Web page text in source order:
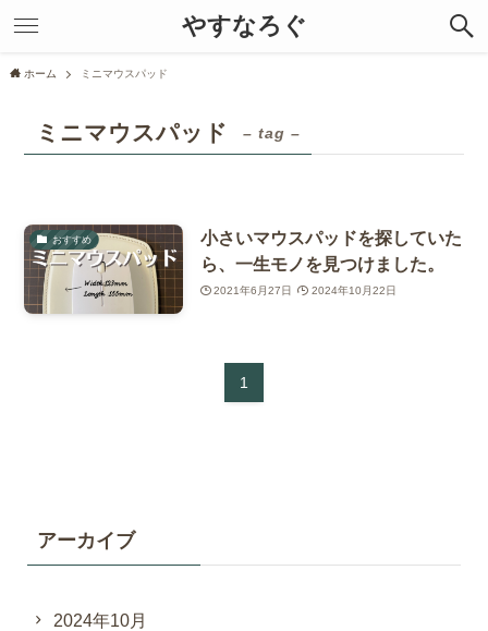
やすなろぐ
ホーム ミニマウスパッド
ミニマウスパッド – tag –
おすすめ
小さいマウスパッドを探していた
ら、一生モノを見つけました。
2021年6月27日 2024年10月22日
1
アーカイブ
2024年10月